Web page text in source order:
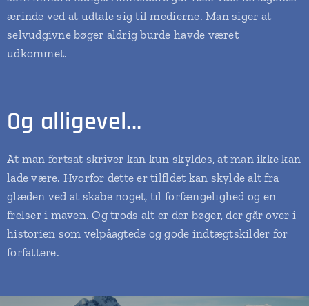
ærinde ved at udtale sig til medierne. Man siger at
selvudgivne bøger aldrig burde havde været
udkommet.
Og alligevel...
At man fortsat skriver kan kun skyldes, at man ikke kan
lade være. Hvorfor dette er tilfldet kan skylde alt fra
glæden ved at skabe noget, til forfængelighed og en
frelser i maven. Og trods alt er der bøger, der går over i
historien som velpåagtede og gode indtægtskilder for
forfattere.